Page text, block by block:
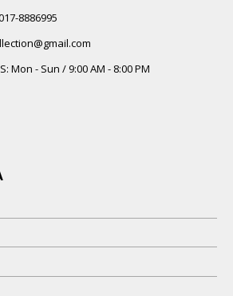
8886995
Mon - Sun / 9:00 AM - 8:00 PM